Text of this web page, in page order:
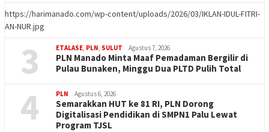
https://harimanado.com/wp-content/uploads/2026/03/IKLAN-IDUL-FITRI-
AN-NUR.jpg
3 ETALASE, PLN, SULUT Agustus 7, 2026
PLN Manado Minta Maaf Pemadaman Bergilir di
Pulau Bunaken, Minggu Dua PLTD Pulih Total
4 PLN Agustus 6, 2026
Semarakkan HUT ke 81 RI, PLN Dorong
Digitalisasi Pendidikan di SMPN1 Palu Lewat
Program TJSL